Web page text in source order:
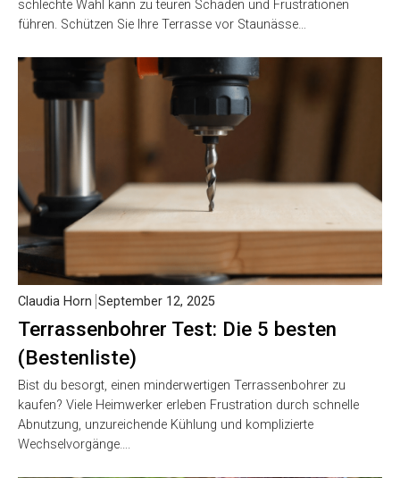
schlechte Wahl kann zu teuren Schäden und Frustrationen
führen. Schützen Sie Ihre Terrasse vor Staunässe…
Terrassenbohrer Test: Die 5 besten
(Bestenliste)
Claudia Horn September 12, 2025
Bist du besorgt, einen minderwertigen Terrassenbohrer zu
kaufen? Viele Heimwerker erleben Frustration durch schnelle
Abnutzung, unzureichende Kühlung und komplizierte
Wechselvorgänge….